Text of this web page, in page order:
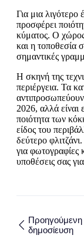
Για μια
προσφέρει
κύματος. Ο χώρος
και η τοποθεσία
σημαντικές
Η σκηνή της
περιέργεια. Τα
2026, αλλά είναι
ποιότητα των
είδος του
δεύτερο
για φωτογραφίες
υποθέσεις σας
Προηγούμενη
δημοσίευση